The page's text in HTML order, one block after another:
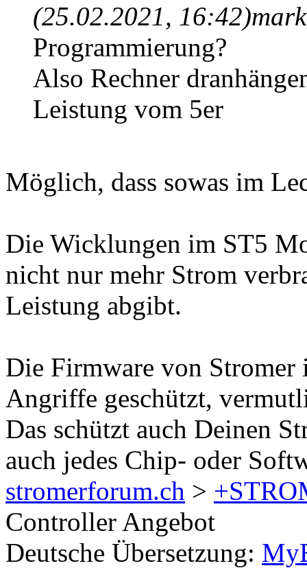
(25.02.2021, 16:42)
Programmierung?
Also Rechner
Leistung vom 5er
Möglich, dass sowas im
Die Wicklungen im ST5
nicht nur mehr Strom
Leistung abgibt.
Die Firmware von Stromer
Angriffe geschützt,
Das schützt auch Deinen
auch jedes Chip- oder
stromerforum.ch >
Controller Angebot
Deutsche Übersetzung: